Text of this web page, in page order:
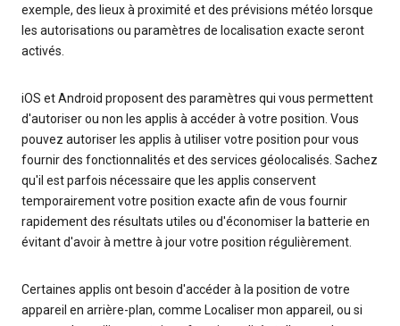
exemple, des lieux à proximité et des prévisions météo lorsque
les autorisations ou paramètres de localisation exacte seront
activés.
iOS et Android proposent des paramètres qui vous permettent
d'autoriser ou non les applis à accéder à votre position. Vous
pouvez autoriser les applis à utiliser votre position pour vous
fournir des fonctionnalités et des services géolocalisés. Sachez
qu'il est parfois nécessaire que les applis conservent
temporairement votre position exacte afin de vous fournir
rapidement des résultats utiles ou d'économiser la batterie en
évitant d'avoir à mettre à jour votre position régulièrement.
Certaines applis ont besoin d'accéder à la position de votre
appareil en arrière-plan, comme Localiser mon appareil, ou si